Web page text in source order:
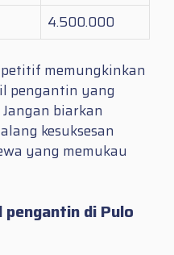
4.500.000
memungkinkan
pengantin yang
biarkan
kesuksesan
yang memukau
di Pulo